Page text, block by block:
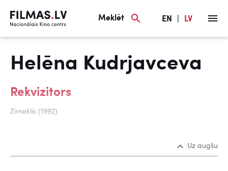
Meklēt EN LV
Helēna Kudrjavceva
Rekvizitors
Zirneklis (1992)
Uz augšu